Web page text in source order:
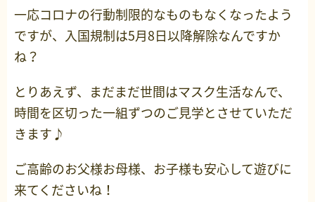
一応コロナの行動制限的なものもなくなったよう
ですが、入国規制は5月8日以降解除なんですか
ね？
とりあえず、まだまだ世間はマスク生活なんで、
時間を区切った一組ずつのご見学とさせていただ
きます♪
ご高齢のお父様お母様、お子様も安心して遊びに
来てくださいね！